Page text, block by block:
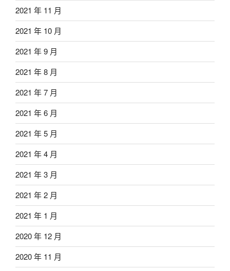
2021 年 11 月
2021 年 10 月
2021 年 9 月
2021 年 8 月
2021 年 7 月
2021 年 6 月
2021 年 5 月
2021 年 4 月
2021 年 3 月
2021 年 2 月
2021 年 1 月
2020 年 12 月
2020 年 11 月